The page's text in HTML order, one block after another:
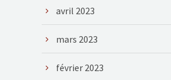
avril 2023
mars 2023
février 2023